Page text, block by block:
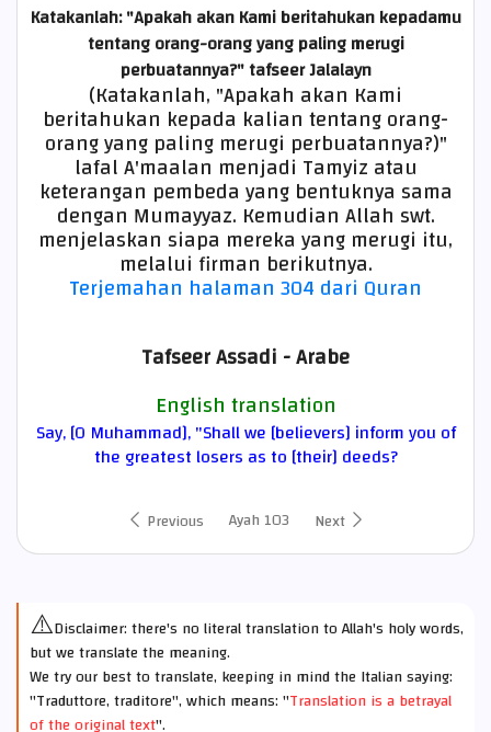
Katakanlah: "Apakah akan Kami beritahukan kepadamu
tentang orang-orang yang paling merugi
perbuatannya?"tafseer Jalalayn
(Katakanlah, "Apakah akan Kami
beritahukan kepada kalian tentang orang-
orang yang paling merugi perbuatannya?)"
lafal A'maalan menjadi Tamyiz atau
keterangan pembeda yang bentuknya sama
dengan Mumayyaz. Kemudian Allah swt.
menjelaskan siapa mereka yang merugi itu,
melalui firman berikutnya.
Terjemahan halaman 304 dari Quran
Tafseer Assadi - Arabe
English translation
Say, [O Muhammad], "Shall we [believers] inform you of
the greatest losers as to [their] deeds?
Previous Ayah 103 Next
⚠️Disclaimer: there's no literal translation to Allah's holy words,
but we translate the meaning.
We try our best to translate, keeping in mind the Italian saying:
"Traduttore, traditore", which means: "Translation is a betrayal
of the original text".